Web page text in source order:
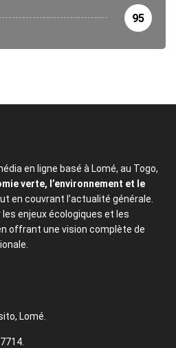
95
en ligne basé à Lomé, au Togo,
verte, l’environnement et le
en couvrant l’actualité générale.
enjeux écologiques et les
offrant une vision complète de
Lomé.